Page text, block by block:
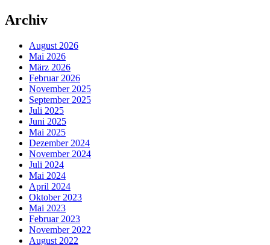
Archiv
August 2026
Mai 2026
März 2026
Februar 2026
November 2025
September 2025
Juli 2025
Juni 2025
Mai 2025
Dezember 2024
November 2024
Juli 2024
Mai 2024
April 2024
Oktober 2023
Mai 2023
Februar 2023
November 2022
August 2022